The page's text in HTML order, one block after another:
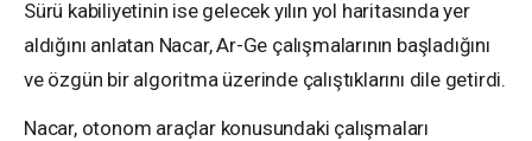
Sürü kabiliyetinin ise gelecek yılın yol haritasında yer
aldığını anlatan Nacar, Ar-Ge çalışmalarının başladığını
ve özgün bir algoritma üzerinde çalıştıklarını dile getirdi.
Nacar, otonom araçlar konusundaki çalışmaları